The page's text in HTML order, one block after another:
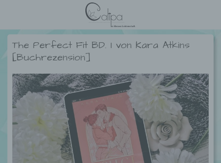
The Perfect Fit BD. 1 von Kara Atkins
[Buchrezension]